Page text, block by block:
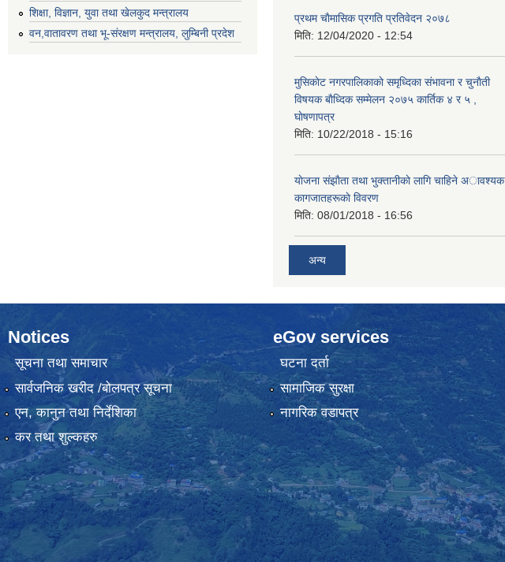
शिक्षा, विज्ञान, युवा तथा खेलकुद मन्‍‍त्रालय
वन,वातावरण तथा भू-संरक्षण मन्त्रालय, लुम्बिनी प्रदेश
प्रथम चाैमासिक प्रगति प्रतिवेदन २०७८
मिति: 12/04/2020 - 12:54
मुसिकाेट नगरपालिकाकाे समृध्दिका संभावना र चुनाैती
विषयक बाैध्दिक सम्मेलन २०७५ कार्तिक ४ र ५ ,
घाेषणापत्र
मिति: 10/22/2018 - 15:16
याेजना संझाैता तथा भुक्तानीकाे लागि चाहिने अावश्यक
कागजातहरूकाे विवरण
मिति: 08/01/2018 - 16:56
अन्य
Notices
सूचना तथा समाचार
सार्वजनिक खरीद /बोलपत्र सूचना
एन, कानुन तथा निर्देशिका
कर तथा शुल्कहरु
eGov services
घटना दर्ता
सामाजिक सुरक्षा
नागरिक वडापत्र